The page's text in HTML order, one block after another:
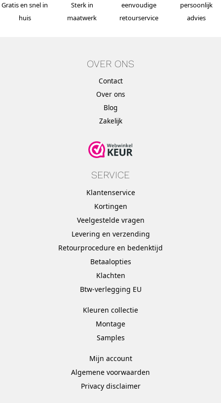
Gratis en snel in
huis
Sterk in
maatwerk
eenvoudige
retourservice
persoonlijk
advies
OVER ONS
Contact
Over ons
Blog
Zakelijk
SERVICE
Klantenservice
Kortingen
Veelgestelde vragen
Levering en verzending
Retourprocedure en bedenktijd
Betaalopties
Klachten
Btw-verlegging EU
Kleuren collectie
Montage
Samples
Mijn account
Algemene voorwaarden
Privacy disclaimer